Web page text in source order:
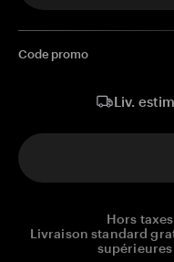
Code promo
Liv.
Hors
Livraison standard
supérieures